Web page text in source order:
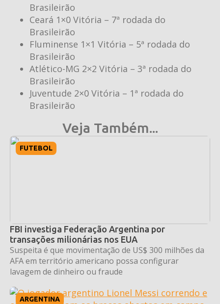
Brasileirão
Ceará 1×0 Vitória – 7ª rodada do
Brasileirão
Fluminense 1×1 Vitória – 5ª rodada do
Brasileirão
Atlético-MG 2×2 Vitória – 3ª rodada do
Brasileirão
Juventude 2×0 Vitória – 1ª rodada do
Brasileirão
Veja Também...
FUTEBOL
FBI investiga Federação Argentina por
transações milionárias nos EUA
Suspeita é que movimentação de US$ 300 milhões da
AFA em território americano possa configurar
lavagem de dinheiro ou fraude
ARGENTINA